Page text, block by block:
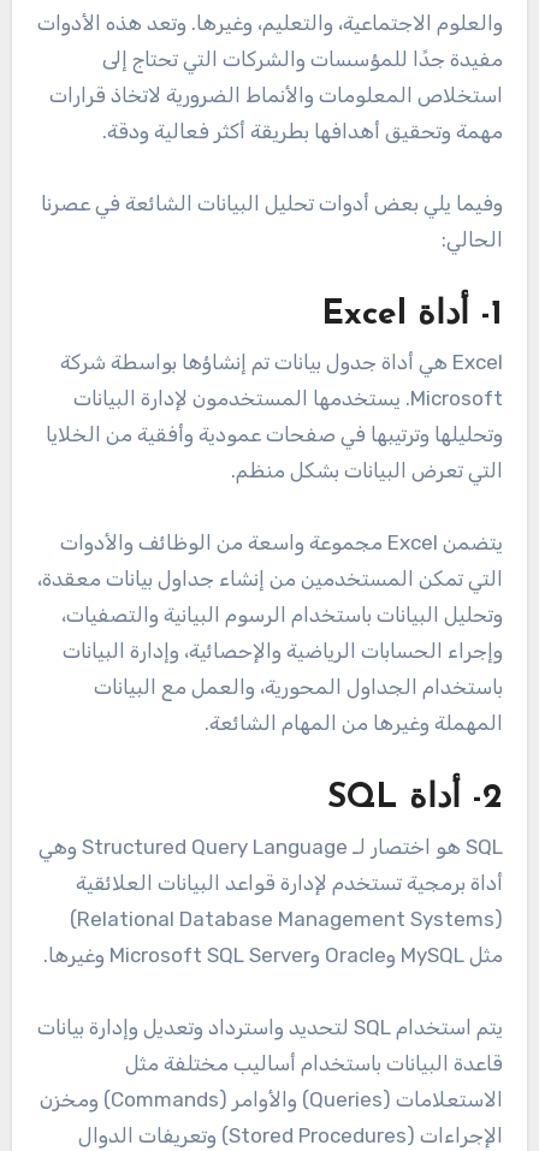
والعلوم الاجتماعية، والتعليم، وغيرها. وتعد هذه الأدوات
مفيدة جدًا للمؤسسات والشركات التي تحتاج إلى
استخلاص المعلومات والأنماط الضرورية لاتخاذ قرارات
مهمة وتحقيق أهدافها بطريقة أكثر فعالية ودقة.
وفيما يلي بعض أدوات تحليل البيانات الشائعة في عصرنا
الحالي:
1- أداة Excel
Excel هي أداة جدول بيانات تم إنشاؤها بواسطة شركة
Microsoft. يستخدمها المستخدمون لإدارة البيانات
وتحليلها وترتيبها في صفحات عمودية وأفقية من الخلايا
التي تعرض البيانات بشكل منظم.
يتضمن Excel مجموعة واسعة من الوظائف والأدوات
التي تمكن المستخدمين من إنشاء جداول بيانات معقدة،
وتحليل البيانات باستخدام الرسوم البيانية والتصفيات،
وإجراء الحسابات الرياضية والإحصائية، وإدارة البيانات
باستخدام الجداول المحورية، والعمل مع البيانات
المهملة وغيرها من المهام الشائعة.
2- أداة SQL
SQL هو اختصار لـ Structured Query Language وهي
أداة برمجية تستخدم لإدارة قواعد البيانات العلائقية
(Relational Database Management Systems)
مثل MySQL وOracle وMicrosoft SQL Server وغيرها.
يتم استخدام SQL لتحديد واسترداد وتعديل وإدارة بيانات
قاعدة البيانات باستخدام أساليب مختلفة مثل
الاستعلامات (Queries) والأوامر (Commands) ومخزن
الإجراءات (Stored Procedures) وتعريفات الدوال